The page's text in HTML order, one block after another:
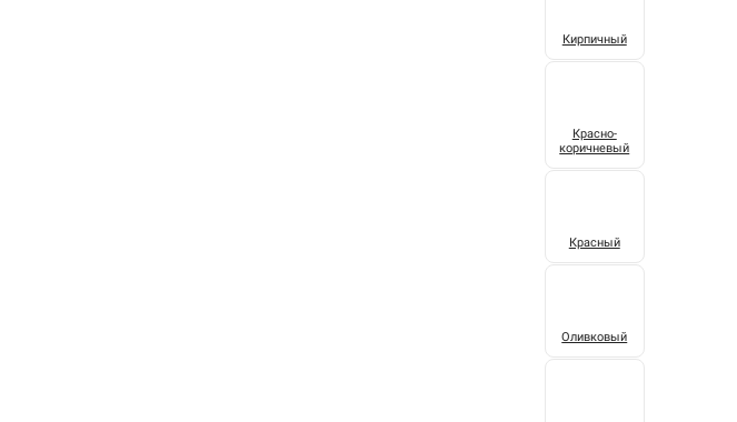
Кирпичный
Красно-
коричневый
Красный
Оливковый